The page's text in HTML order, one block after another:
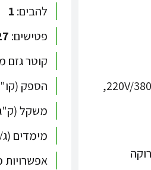
בחירה בין מנועי בנזין HONDA (6.5–9 כ"ס) או חשמלי 220V/380V,
להבים: 1
פטישים:
קוטר גזם
הספק
משקל
מימדים
אפשרויות